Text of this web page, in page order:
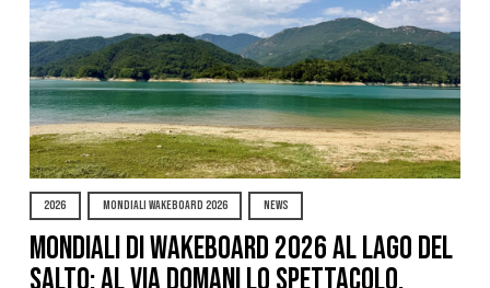
2026 MONDIALI WAKEBOARD 2026 NEWS
Mondiali di Wakeboard 2026 al Lago del